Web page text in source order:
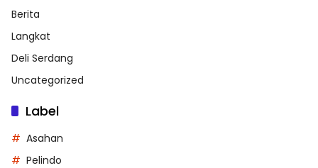
Berita
Langkat
Deli Serdang
Uncategorized
Label
Asahan
Pelindo